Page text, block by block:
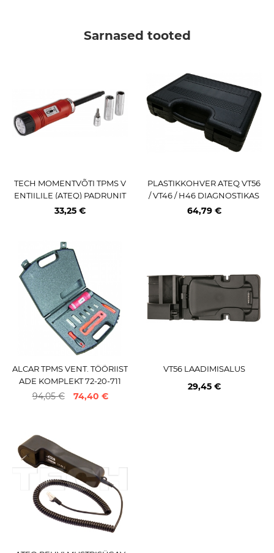
Sarnased tooted
TECH MOMENTVÕTI TPMS V
ENTIILILE (ATEQ) PADRUNIT
EGA
33,25 €
PLASTIKKOHVER ATEQ VT56
/ VT46 / H46 DIAGNOSTIKAS
EADMELE
64,79 €
ALCAR TPMS VENT. TÖÖRIIST
ADE KOMPLEKT 72-20-711
94,05 € 74,40 €
VT56 LAADIMISALUS
29,45 €